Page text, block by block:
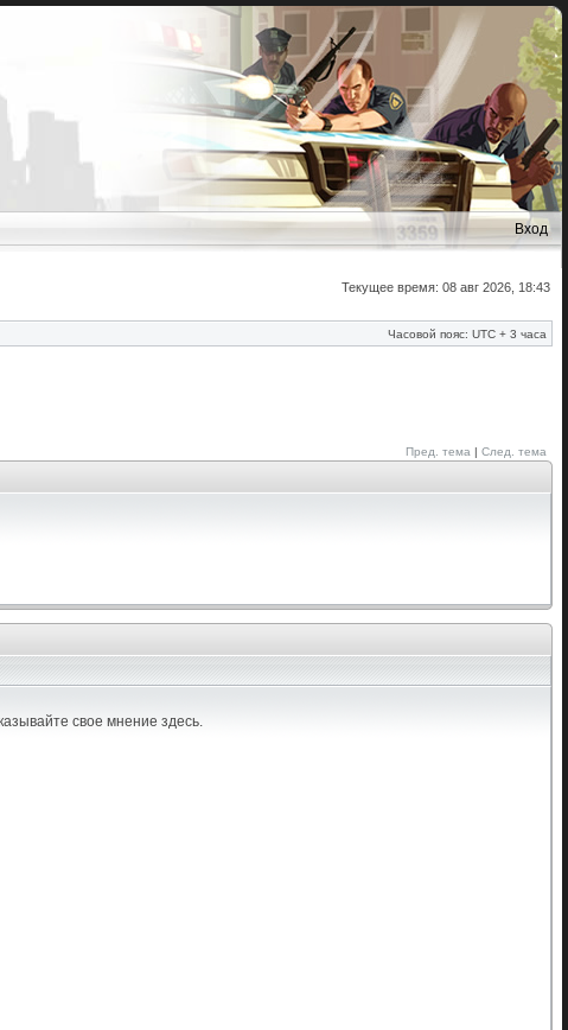
Вход
Текущее время: 08 авг 2026, 18:43
Часовой пояс: UTC + 3 часа
Пред. тема | След. тема
свое мнение здесь.